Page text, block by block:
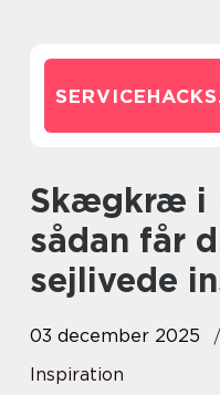
Skægkræ i Roskilde:
sådan får
sejlivede
03 december 2025
Inspiration